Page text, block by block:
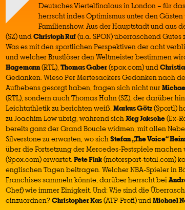
Deutsches Viertelfinalaus in London – für
herrscht indes Optimismus unter den
Familienshow. Aus der Hauptstadt und aus
(SZ) undChristoph Ruf(u.a. SPON) überraschend
Was es mit den sportlichen Perspektiven der acht
und welcher Brustlöser den Weltmeister bestimmen
Hagemann(RTL), Thomas Gaber(spox.com) und
Gedanken. Wieso Per Mertesackers Gedanken nach
Aufhebens gesorgt haben, fragen sich nicht nur
(RTL), sondern auch Thomas Hahn (SZ), der darüber
Leichtathletik zu berichten weiß.Markus Götz(Sport1)
zu Joachim Löw übrig, während sichJörg Jaksche(Ex-
bereits ganz der Grand Boucle widmen, mit allen
Silverstone zu erwarten, wo sichStefan „The Voice“
über die Fortsetzung der Mercedes-Festspiele
(Spox.com) erwartet.Pete Fink(motorsport-total.com)
englischen Tagen beitragen. Welcher NBA-Spieler in
Franchises sammeln könnte, darüber herrscht bei
Chef) wie immer Einigkeit. Und: Wie sind die
einzuordnen? Christopher Kas(ATP-Profi) undMichael